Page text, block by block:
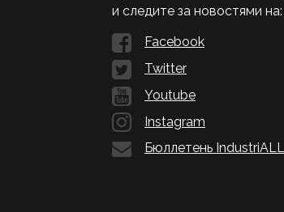
и следите за новостями на:
Facebook
Twitter
Youtube
Instagram
Бюллетень IndustriALL